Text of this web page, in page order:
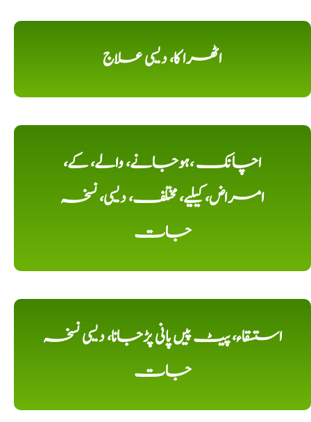
اٹھرا کا، دیسی علاج
اچانک ،ہوجانے، والے، کے،
امراض، کیلیے، مختلف، دیسی، نسخہ
جات
استسقاء، پیٹ پیں پانی پڑجانا، دیسی نسخہ
جات